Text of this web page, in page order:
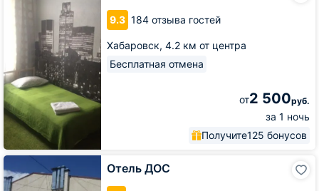
9.3 184 отзыва гостей
Хабаровск, 4.2 км от центра
Бесплатная отмена
от2 500руб.
за 1 ночь
Получите125 бонусов
Отель ДОС
Отель
ДОС